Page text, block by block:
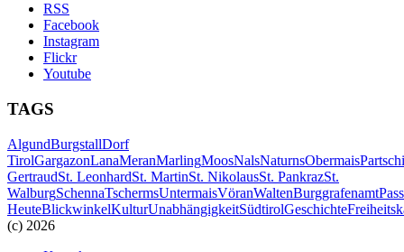
RSS
Facebook
Instagram
Flickr
Youtube
TAGS
AlgundBurgstallDorf
TirolGargazonLanaMeranMarlingMoosNalsNaturnsObermais
GertraudSt. LeonhardSt. MartinSt. NikolausSt. PankrazSt.
WalburgSchennaTschermsUntermaisVöranWaltenBurggrafenamt
HeuteBlickwinkelKulturUnabhängigkeitSüdtirolGeschichte
(c) 2026